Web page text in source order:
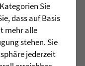
junger
im Juni
Sie
dass auf Basis
mehr alle
stehen. Sie
jederzeit